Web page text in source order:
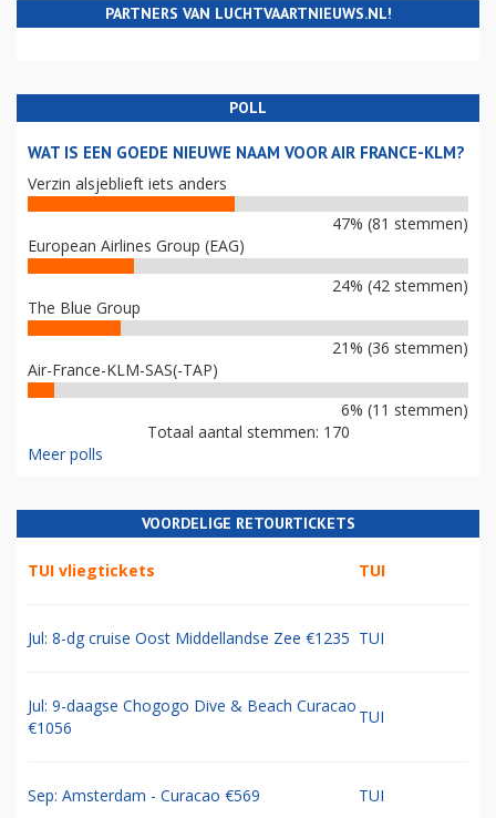
PARTNERS VAN LUCHTVAARTNIEUWS.NL!
POLL
WAT IS EEN GOEDE NIEUWE NAAM VOOR AIR FRANCE-KLM?
Verzin alsjeblieft iets anders
47% (81 stemmen)
European Airlines Group (EAG)
24% (42 stemmen)
The Blue Group
21% (36 stemmen)
Air-France-KLM-SAS(-TAP)
6% (11 stemmen)
Totaal aantal stemmen: 170
Meer polls
VOORDELIGE RETOURTICKETS
TUI vliegtickets TUI
Jul: 8-dg cruise Oost Middellandse Zee €1235 TUI
Jul: 9-daagse Chogogo Dive & Beach Curacao
€1056
TUI
Sep: Amsterdam - Curacao €569 TUI